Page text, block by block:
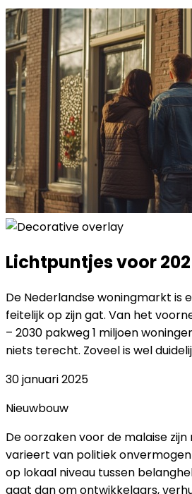
Lichtpuntjes voor
De Nederlandse woningmarkt is
feitelijk op zijn gat. Van het
– 2030 pakweg 1 miljoen
niets terecht. Zoveel is wel
30 januari 2025
Nieuwbouw
De oorzaken voor de malaise
varieert van politiek
op lokaal niveau tussen
gaat dan om ontwikkelaars,